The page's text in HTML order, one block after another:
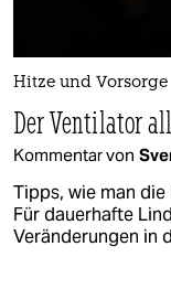
Hitze und Vorsorge
Der Ventilator
Kommentar von
Tipps, wie man
Für dauerhafte
Veränderungen in